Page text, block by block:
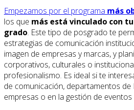
Empezamos por el programa más
los que más está vinculado con
grado. Este tipo de posgrado te
estrategias de comunicación
imagen de empresas y marcas, y
corporativos, culturales o
profesionalismo. Es ideal si te
de comunicación, departamentos de
empresas o en la gestión de